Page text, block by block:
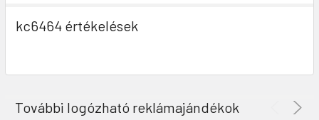
kc6464 értékelések
További logózható reklámajándékok